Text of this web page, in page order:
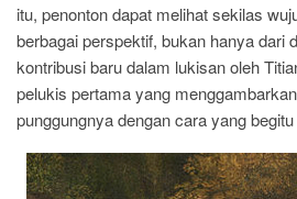
itu, penonton dapat melihat sekilas
berbagai perspektif, bukan hanya dari
kontribusi baru dalam lukisan oleh
pelukis pertama yang
punggungnya dengan cara yang